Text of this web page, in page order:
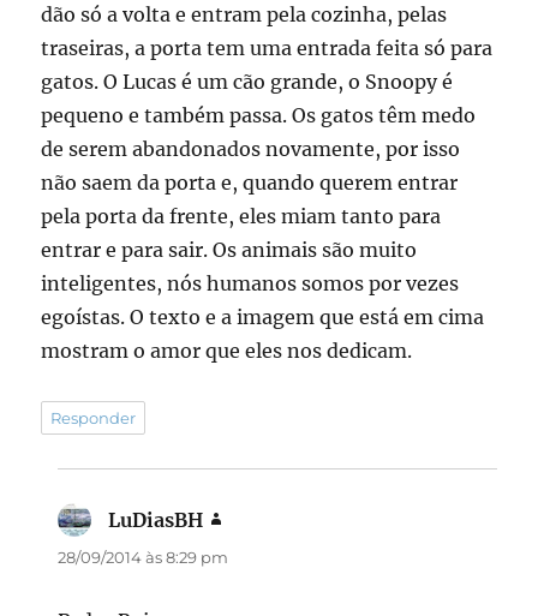
dão só a volta e entram pela cozinha, pelas
traseiras, a porta tem uma entrada feita só para
gatos. O Lucas é um cão grande, o Snoopy é
pequeno e também passa. Os gatos têm medo
de serem abandonados novamente, por isso
não saem da porta e, quando querem entrar
pela porta da frente, eles miam tanto para
entrar e para sair. Os animais são muito
inteligentes, nós humanos somos por vezes
egoístas. O texto e a imagem que está em cima
mostram o amor que eles nos dedicam.
Responder
LuDiasBH
28/09/2014 às 8:29 pm